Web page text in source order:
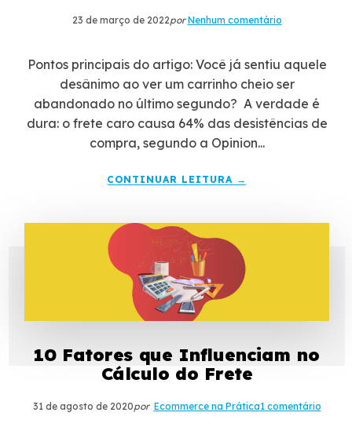
23 de março de 2022por Nenhum comentário
Pontos principais do artigo: Você já sentiu aquele
desânimo ao ver um carrinho cheio ser
abandonado no último segundo? A verdade é
dura: o frete caro causa 64% das desistências de
compra, segundo a Opinion...
CONTINUAR LEITURA →
10 Fatores que Influenciam no
Cálculo do Frete
31 de agosto de 2020por Ecommerce na Prática1 comentário